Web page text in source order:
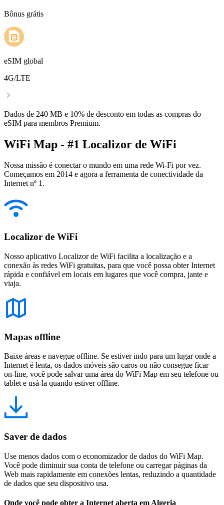
Bônus grátis
eSIM global
4G/LTE
Dados de 240 MB e 10% de desconto em todas as compras do
eSIM para membros Premium.
WiFi Map - #1 Localizor de WiFi
Nossa missão é conectar o mundo em uma rede Wi-Fi por vez.
Começamos em 2014 e agora a ferramenta de conectividade da
Internet nº 1.
Localizor de WiFi
Nosso aplicativo Localizor de WiFi facilita a localização e a
conexão às redes WiFi gratuitas, para que você possa obter Internet
rápida e confiável em locais em lugares que você compra, jante e
viaja.
Mapas offline
Baixe áreas e navegue offline. Se estiver indo para um lugar onde a
Internet é lenta, os dados móveis são caros ou não consegue ficar
on-line, você pode salvar uma área do WiFi Map em seu telefone ou
tablet e usá-la quando estiver offline.
Saver de dados
Use menos dados com o economizador de dados do WiFi Map.
Você pode diminuir sua conta de telefone ou carregar páginas da
Web mais rapidamente em conexões lentas, reduzindo a quantidade
de dados que seu dispositivo usa.
Onde você pode obter a Internet aberta em Algeria